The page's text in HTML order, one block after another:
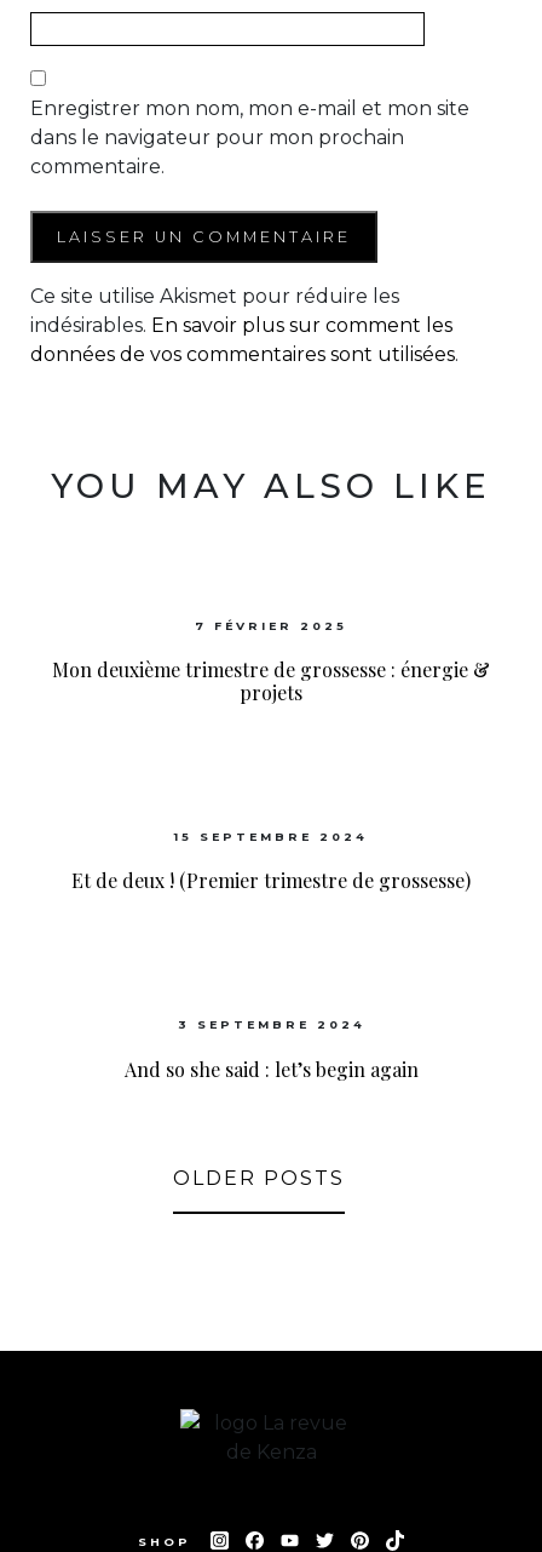
Enregistrer mon nom, mon e-mail et mon site
dans le navigateur pour mon prochain
commentaire.
Ce site utilise Akismet pour réduire les
indésirables. En savoir plus sur comment les
données de vos commentaires sont utilisées.
YOU MAY ALSO LIKE
7 FÉVRIER 2025
Mon deuxième trimestre de grossesse : énergie &
projets
15 SEPTEMBRE 2024
Et de deux ! (Premier trimestre de grossesse)
3 SEPTEMBRE 2024
And so she said : let’s begin again
OLDER POSTS
SHOP